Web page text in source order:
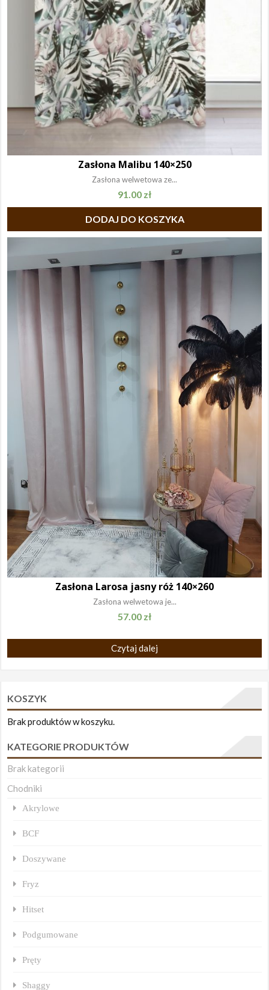
Zasłona Malibu 140×250
Zasłona welwetowa ze...
91.00 zł
DODAJ DO KOSZYKA
Zasłona Larosa jasny róż 140×260
Zasłona welwetowa je...
57.00 zł
Czytaj dalej
KOSZYK
Brak produktów w koszyku.
KATEGORIE PRODUKTÓW
Brak kategorii
Chodniki
Akrylowe
BCF
Doszywane
Fryz
Hitset
Podgumowane
Pręty
Shaggy